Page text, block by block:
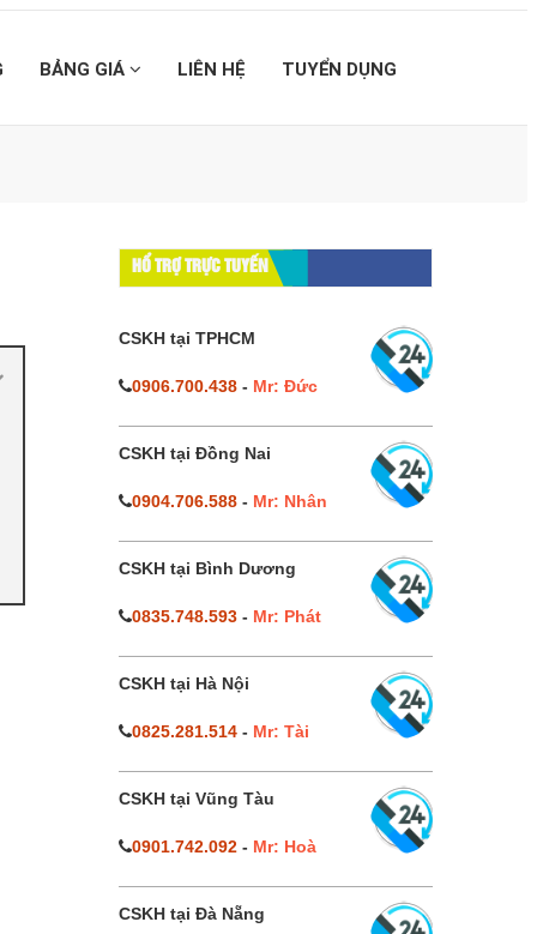
BẢNG GIÁ LIÊN HỆ TUYỂN DỤNG
HỔ TRỢ TRỰC TUYẾN
CSKH tại TPHCM
0906.700.438- Mr: Đức
CSKH tại Đồng Nai
0904.706.588- Mr: Nhân
CSKH tại Bình Dương
0835.748.593- Mr: Phát
CSKH tại Hà Nội
0825.281.514- Mr: Tài
CSKH tại Vũng Tàu
0901.742.092- Mr: Hoà
CSKH tại Đà Nẵng